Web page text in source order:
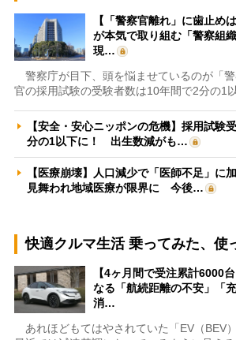
【「警察官離れ」に歯止め
が本気で取り組む「警察組
現…
警察庁が目下、頭を悩ませているのが「
官の採用試験の受験者数は10年間で2分の1
【安全・安心ニッポンの危機】採用試験
分の1以下に！ 出生数減がも…
【医療崩壊】人口減少で「医師不足」に
見舞われ地域医療が限界に 今後…
快適クルマ生活 乗ってみた、使
【4ヶ月間で受注累計6000
なる「航続距離の不安」「
消…
あれほどもてはやされていた「EV（BEV